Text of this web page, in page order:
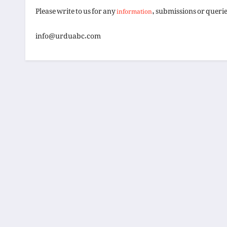
Please write to us for anyinformation, submissions or
info@urduabc.com